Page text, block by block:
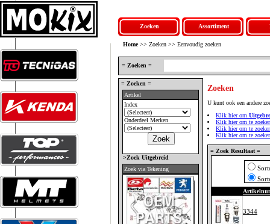
Zoeken Assortiment
Home>> Zoeken >> Eenvoudig zoeken
= Zoeken =
= Zoeken =
Artikel
Index
Onderdeel Merken
>Zoek Uitgebreid
Zoek via Tekening
Zoeken
U kunt ook een andere
Klik hier om
Klik hier om te
Klik hier om te
Klik hier om te
= Zoek Resultaat =
3344